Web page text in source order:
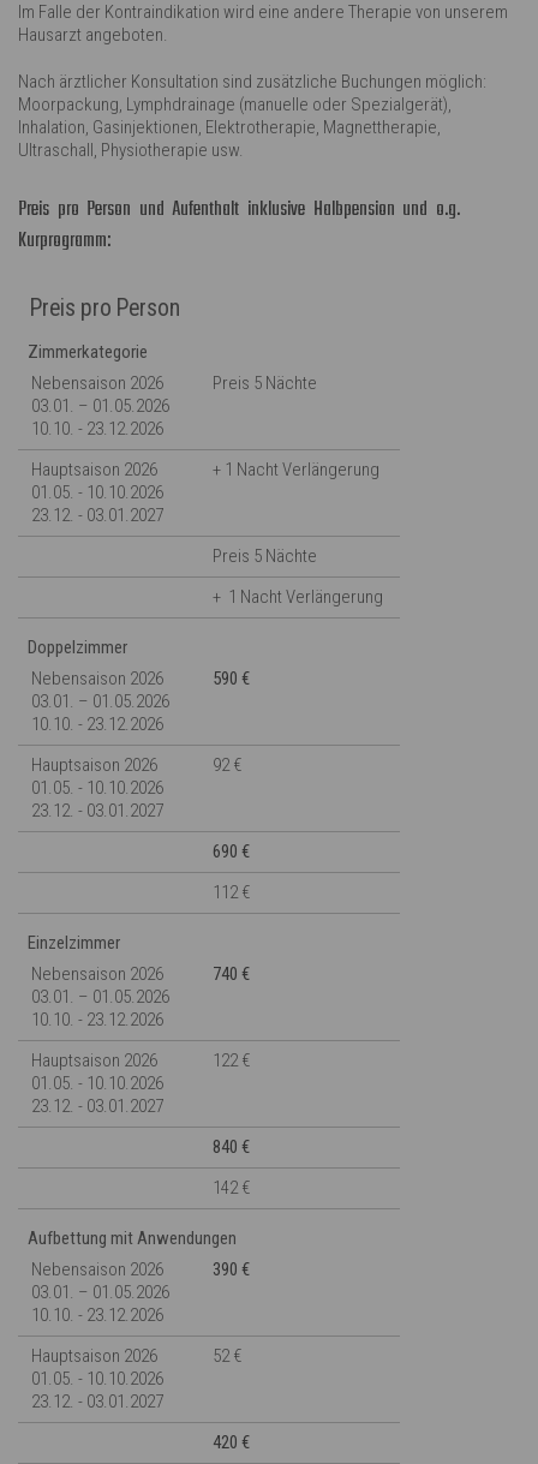
Im Falle der Kontraindikation wird eine andere Therapie von unserem
Hausarzt angeboten.
Nach ärztlicher Konsultation sind zusätzliche Buchungen möglich:
Moorpackung, Lymphdrainage (manuelle oder Spezialgerät),
Inhalation, Gasinjektionen, Elektrotherapie, Magnettherapie,
Ultraschall, Physiotherapie usw.
Preis pro Person und Aufenthalt inklusive Halbpension und o.g.
Kurprogramm:
Preis pro Person
Zimmerkategorie
Nebensaison 2026
03.01. – 01.05.2026
10.10. - 23.12.2026
Preis 5 Nächte
Hauptsaison 2026
01.05. - 10.10.2026
23.12. - 03.01.2027
+ 1 Nacht Verlängerung
Preis 5 Nächte
+ 1 Nacht Verlängerung
Doppelzimmer
Nebensaison 2026
03.01. – 01.05.2026
10.10. - 23.12.2026
590 €
Hauptsaison 2026
01.05. - 10.10.2026
23.12. - 03.01.2027
92 €
690 €
112 €
Einzelzimmer
Nebensaison 2026
03.01. – 01.05.2026
10.10. - 23.12.2026
740 €
Hauptsaison 2026
01.05. - 10.10.2026
23.12. - 03.01.2027
122 €
840 €
142 €
Aufbettung mit Anwendungen
Nebensaison 2026
03.01. – 01.05.2026
10.10. - 23.12.2026
390 €
Hauptsaison 2026
01.05. - 10.10.2026
23.12. - 03.01.2027
52 €
420 €